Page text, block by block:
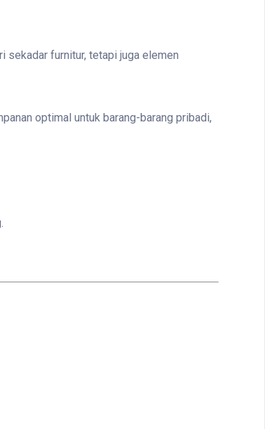
sekadar furnitur, tetapi juga elemen
optimal untuk barang-barang pribadi,